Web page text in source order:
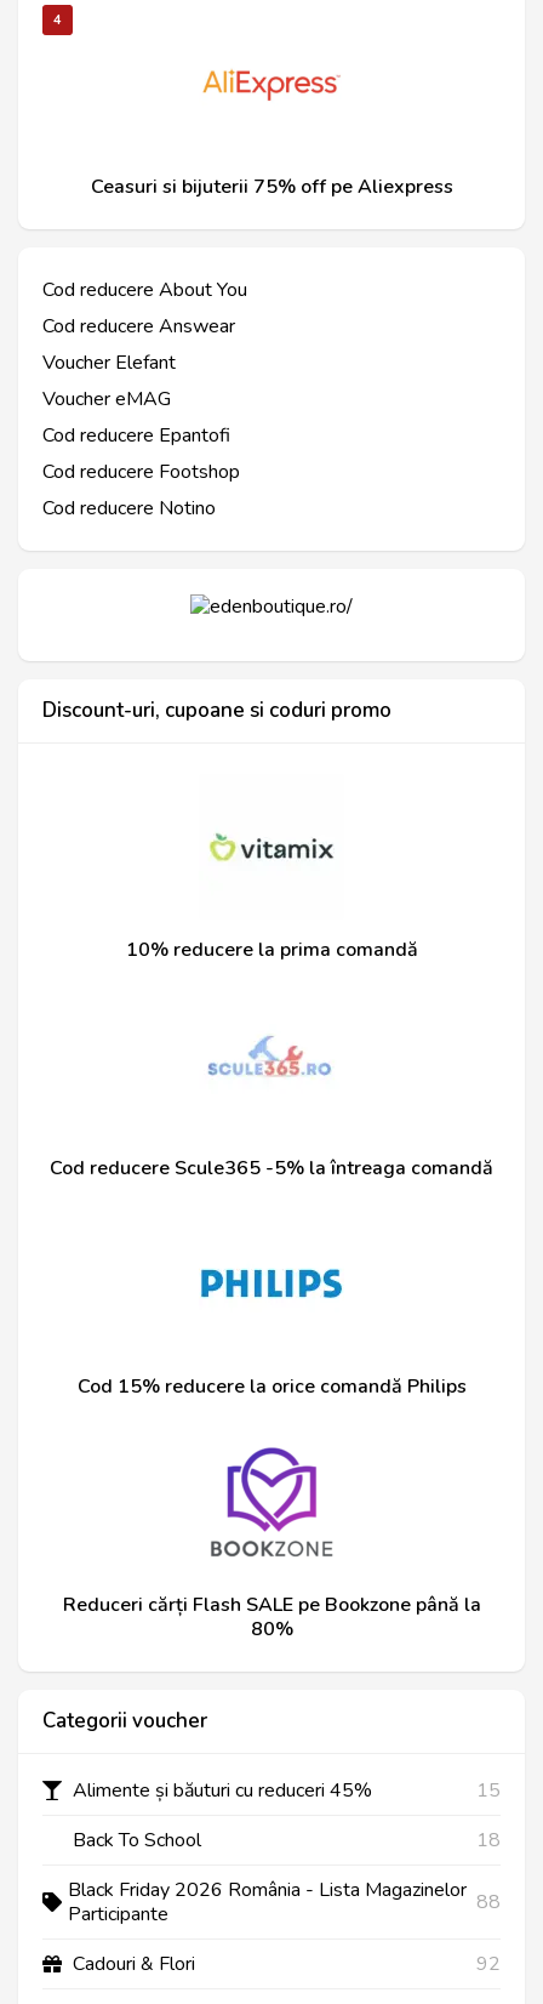
4
Ceasuri si bijuterii 75% off pe Aliexpress
Cod reducere About You
Cod reducere Answear
Voucher Elefant
Voucher eMAG
Cod reducere Epantofi
Cod reducere Footshop
Cod reducere Notino
Discount-uri, cupoane si coduri promo
10% reducere la prima comandă
Cod reducere Scule365 -5% la întreaga comandă
Cod 15% reducere la orice comandă Philips
Reduceri cărți Flash SALE pe Bookzone până la
80%
Categorii voucher
Alimente și băuturi cu reduceri 45%
15
Back To School
18
Black Friday 2026 România - Lista Magazinelor
Participante
88
Cadouri & Flori
92